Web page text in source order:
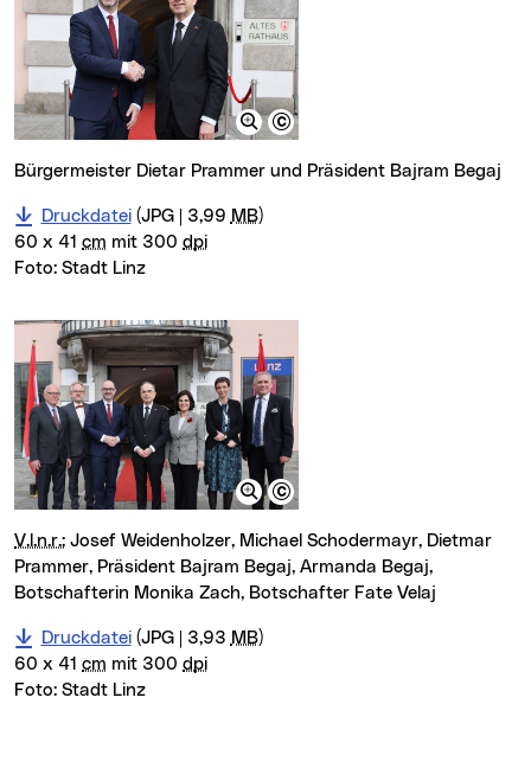
Bürgermeister Dietar Prammer und Präsident Bajram Begaj
Druckdatei(JPG | 3,99 MB)
60 x 41 cm mit 300 dpi
Foto: Stadt Linz
V.l.n.r.: Josef Weidenholzer, Michael Schodermayr, Dietmar
Prammer, Präsident Bajram Begaj, Armanda Begaj,
Botschafterin Monika Zach, Botschafter Fate Velaj
Druckdatei(JPG | 3,93 MB)
60 x 41 cm mit 300 dpi
Foto: Stadt Linz